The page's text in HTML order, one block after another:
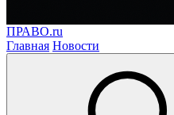
ПРАВО.ru
Главная Новости